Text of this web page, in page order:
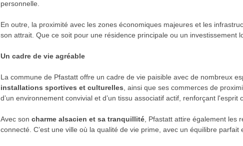
personnelle.
En outre, la proximité avec les zones économiques majeures et les
son attrait. Que ce soit pour une résidence principale ou un investissement
Un cadre de vie agréable
La commune de Pfastatt offre un cadre de vie paisible avec de nombreux
installations sportives et culturelles , ainsi que ses commerces de
d’un environnement convivial et d’un tissu associatif actif, renforçant l'esprit
Avec son charme alsacien et sa tranquillité , Pfastatt attire également les
connecté. C’est une ville où la qualité de vie prime, avec un équilibre parfait